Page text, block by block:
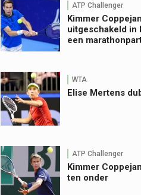
ATP Challenger
Kimmer
uitgeschakeld in
een
WTA
Elise Mertens
ATP Challenger
Kimmer
ten onder